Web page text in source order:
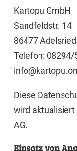
Kartopu GmbH
Sandfeldstr. 14
86477 Adelsried
Telefon: 08294/
Diese
wird aktualisiert
AG.
Einsatz von